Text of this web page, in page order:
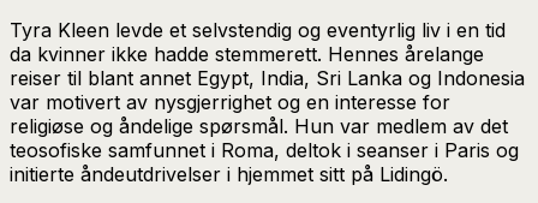
Tyra Kleen levde et selvstendig og eventyrlig liv i en tid
da kvinner ikke hadde stemmerett. Hennes årelange
reiser til blant annet Egypt, India, Sri Lanka og Indonesia
var motivert av nysgjerrighet og en interesse for
religiøse og åndelige spørsmål. Hun var medlem av det
teosofiske samfunnet i Roma, deltok i seanser i Paris og
initierte åndeutdrivelser i hjemmet sitt på Lidingö.